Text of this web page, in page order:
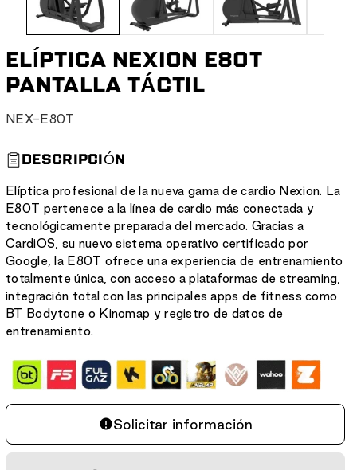
ELÍPTICA NEXION E80T
PANTALLA TÁCTIL
S
U
:
NEX-E80T
DESCRIPCIÓN
Elíptica profesional de la nueva gama de cardio Nexion. La
E80T pertenece a la línea de cardio más conectada y
tecnológicamente preparada del mercado. Gracias a
CardiOS, su nuevo sistema operativo certificado por
Google, la E80T ofrece una experiencia de entrenamiento
totalmente única, con acceso a plataformas de streaming,
integración total con las principales apps de fitness como
BT Bodytone o Kinomap y registro de datos de
entrenamiento.
Solicitar información